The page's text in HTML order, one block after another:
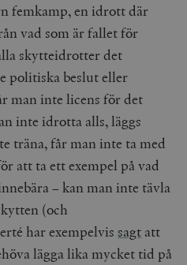
femkamp, en idrott där
vad som är fallet för
skytteidrotter det
politiska beslut eller
man inte licens för det
inte idrotta alls, läggs
träna, får man inte ta med
att ta ett exempel på vad
– kan man inte tävla
(och
har exempelvis sagt att
lägga lika mycket tid på